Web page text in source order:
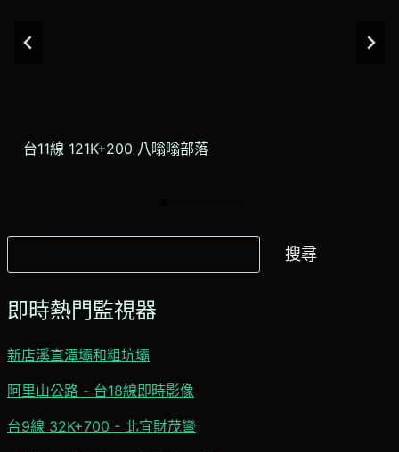
台11線 121K+200 八嗡嗡部落
尋
搜尋
即時熱門監視器
新店溪直潭壩和粗坑壩
阿里山公路 - 台18線即時影像
台9線 32K+700 - 北宜財茂彎